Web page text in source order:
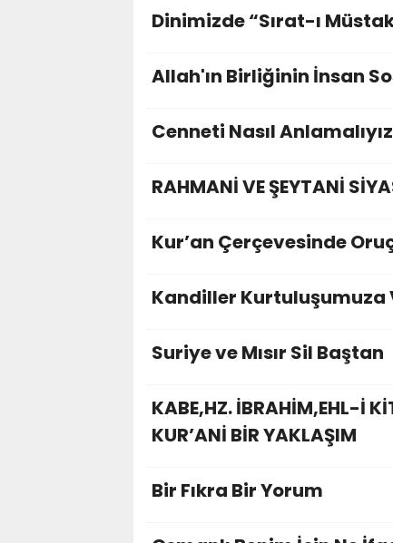
Dinimizde “Sırat-ı
Allah'ın Birliğinin İnsan
Cenneti Nasıl
RAHMANİ VE ŞEYTANİ
Kur’an Çerçevesinde
Kandiller Kurtuluşumuza
Suriye ve Mısır Sil Baştan
KABE,HZ. İBRAHİM,EHL-İ
KUR’ANİ BİR YAKLAŞIM
Bir Fıkra Bir Yorum